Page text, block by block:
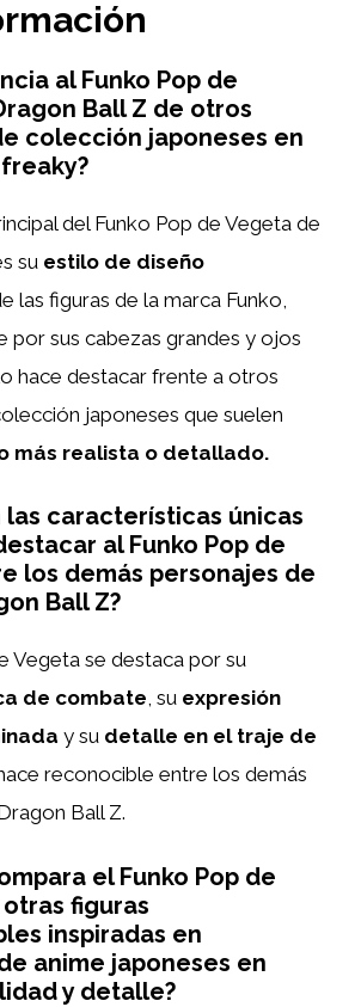
al Funko Pop de
Ball Z de otros
colección japoneses en
del Funko Pop de Vegeta de
su estilo de diseño
las figuras de la marca Funko,
por sus cabezas grandes y ojos
hace destacar frente a otros
japoneses que suelen
más realista o detallado.
las características únicas
al Funko Pop de
los demás personajes de
Ball Z?
Vegeta se destaca por su
de combate, su expresión
y su detalle en el traje de
reconocible entre los demás
Ball Z.
el Funko Pop de
figuras
inspiradas en
anime japoneses en
y detalle?